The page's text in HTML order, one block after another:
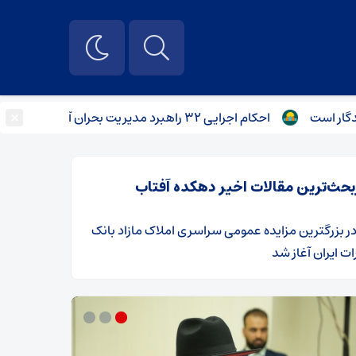
احکام اجرایی ۳۲ راهبرد مدیریت بحران آب به دستگاه‌های مسئول ابلاغ شد
مقالات اخیر دهکده آفتاب
​بزرگترین مزایده عمومی سراسری املاک مازاد بانک
ایران آغاز شد